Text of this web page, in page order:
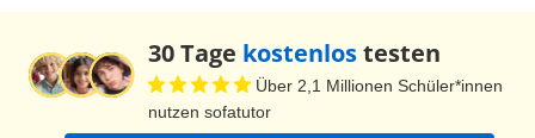
30 Tage kostenlostesten
Über 2,1 Millionen Schüler*innen
nutzen sofatutor